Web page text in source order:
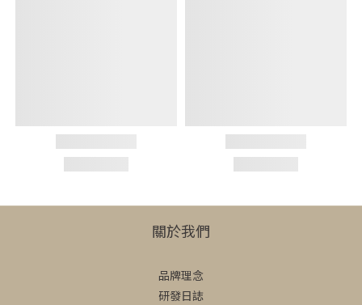
關於我們
品牌理念
研發日誌